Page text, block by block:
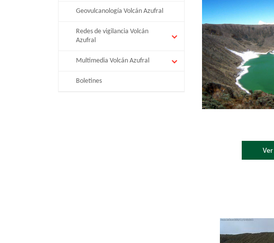
Geovulcanología Volcán Azufral
Redes de vigilancia Volcán
Azufral
Multimedia Volcán Azufral
Boletines